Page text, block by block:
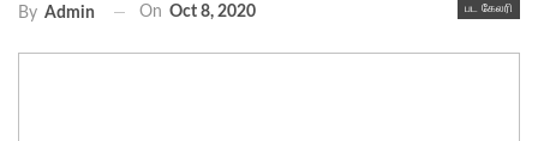
பட கேலரி
By Admin On Oct 8, 2020